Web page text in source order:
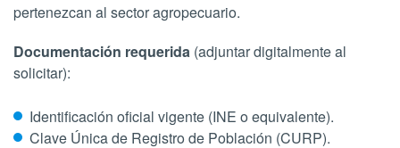
pertenezcan al sector agropecuario.
Documentación requerida (adjuntar digitalmente al
solicitar):
Identificación oficial vigente (INE o equivalente).
Clave Única de Registro de Población (CURP).